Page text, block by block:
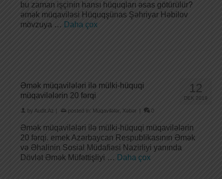
bu zaman işçinin hansı hüquqları əsas götürülür?
əmək müqaviləsi Hüquqşünas Şəhriyar Həbilov
mövzuya … Daha çox
12
DEK 2019
Əmək müqavilələri ilə mülki-hüquqi
müqavilələrin 20 fərqi
by Audit.Az | posted in: Müqavilələr, Xəbər | 0
Əmək müqavilələri ilə mülki-hüquqi müqavilələrin
20 fərqi. emek Azərbaycan Respublikasının Əmək
və Əhalinin Sosial Müdafiəsi Nazirliyi yanında
Dövlət Əmək Müfəttişliyi … Daha çox